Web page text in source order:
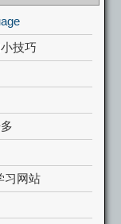
技巧
习网站